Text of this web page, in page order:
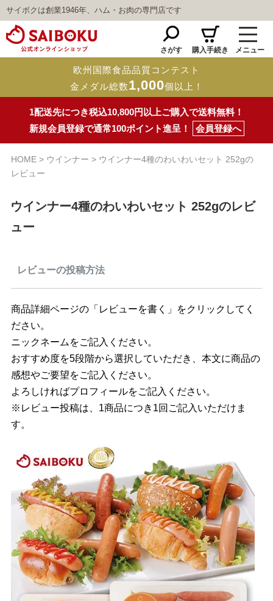
サイボクは創業1946年、ハム・お肉の専門店です
さがす 購入手続き メニュー
欧州国際食品品質コンテスト
金メダル総数1,000個以上！
1配送先につき税込10,800円以上ご購入で送料無料！
新規会員登録で通常100ポイント進呈！
会員登録へ
HOME ウインナー
ウインナー4種のわいわいセット 252gの
レビュー
ウインナー4種のわいわいセット 252gのレビ
ュー
レビューの投稿方法
商品詳細ページの「レビューを書く」をクリックしてく
ださい。
ニックネームをご記入ください。
おすすめ度を5段階から選択していただき、本文に商品の
感想やご要望をご記入ください。
よろしければプロフィールをご記入ください。
※レビュー投稿は、1商品につき1回ご記入いただけま
す。